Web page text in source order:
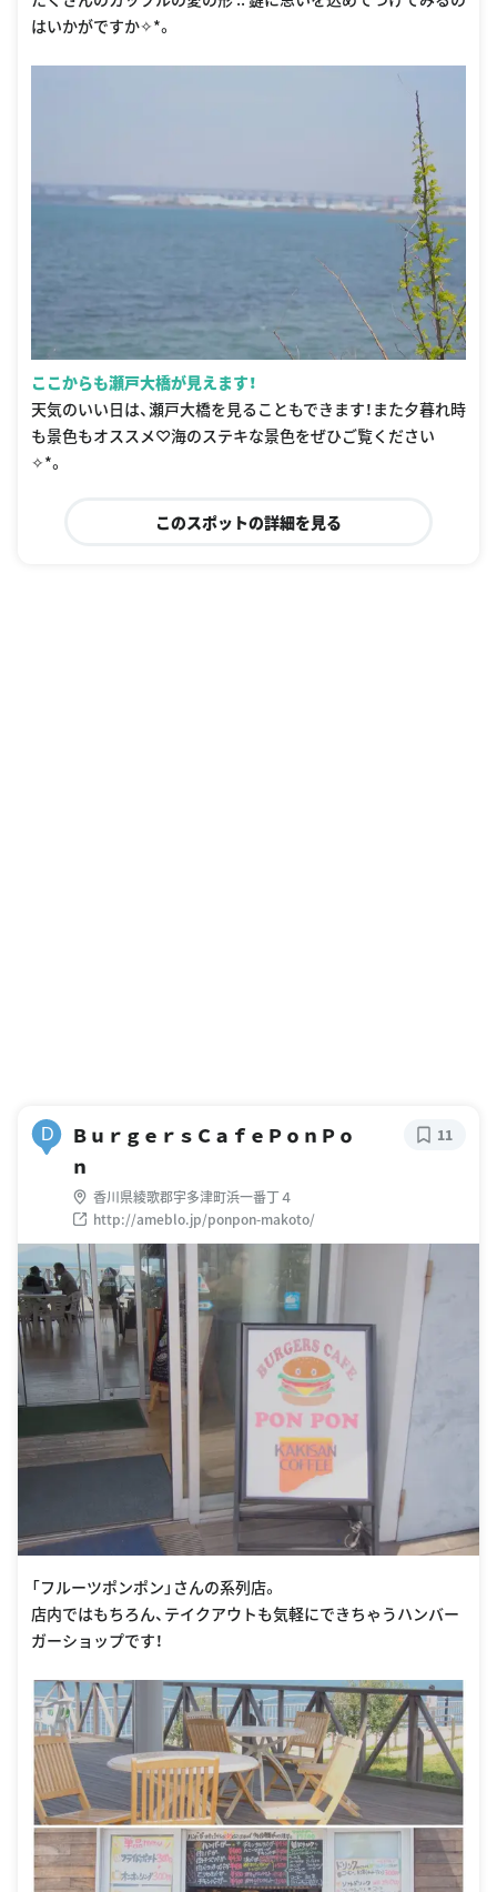
はいかがですか✧︎*。
ここからも瀬戸大橋が見えます！
天気のいい日は、瀬戸大橋を見ることもできます！また夕暮れ時
も景色もオススメ♡海のステキな景色をぜひご覧ください
✧︎*。
このスポットの詳細を見る
D
ＢｕｒｇｅｒｓＣａｆｅＰｏｎＰｏ
ｎ
香川県綾歌郡宇多津町浜一番丁４
http://ameblo.jp/ponpon-makoto/
11
「フルーツポンポン」さんの系列店。
店内ではもちろん、テイクアウトも気軽にできちゃうハンバー
ガーショップです！